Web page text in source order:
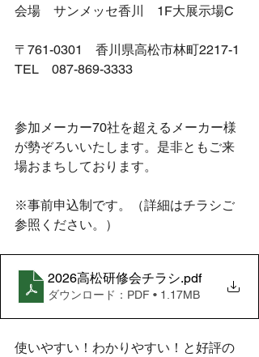
会場　サンメッセ香川　1F大展示場C
〒761-0301　香川県高松市林町2217-1
TEL　087-869-3333
参加メーカー70社を超えるメーカー様
が勢ぞろいいたします。是非ともご来
場おまちしております。
※事前申込制です。（詳細はチラシご
参照ください。）
2026高松研修会チラシ.pdf
ダウンロード：PDF • 1.17MB
使いやすい！わかりやすい！と好評の